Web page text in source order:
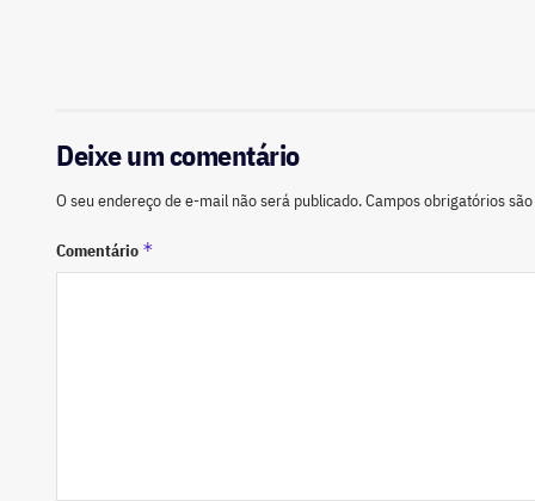
Deixe um comentário
O seu endereço de e-mail não será publicado.Campos obrigatórios
Comentário *